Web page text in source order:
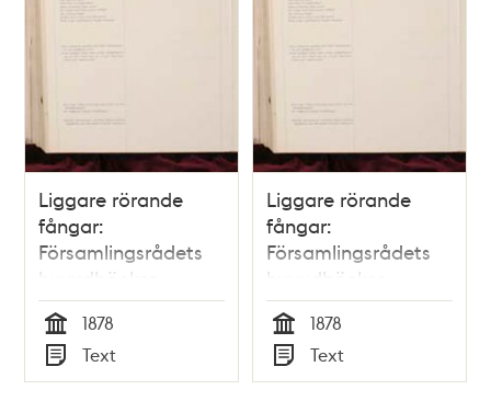
Liggare rörande
fångar:
Församlingsrådets
huvudböcker
(biografiböcker),
volym 27
Tid
1878
Typ
Text
Liggare rörande
fångar:
Församlingsrådets
huvudböcker
(biografiböcker),
volym 29
Tid
1878
Typ
Text